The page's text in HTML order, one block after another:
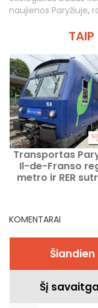
naujienos Paryžiuje,
TAIP
Transportas
Il-de-Franso
metro ir RER
KOMENTARAI
Šiandien
Šį